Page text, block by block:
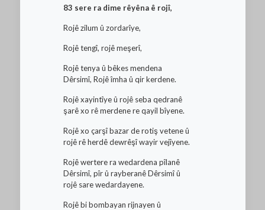
83 sere ra dime rêyêna ê rojî,
Rojê zilum û zordarîye,
Rojê tengî, rojê meşerî,
Rojê tenya û bêkes mendena
Dêrsimî, Rojê îmha û qir kerdene.
Rojê xayintîye û rojê seba qedranê
şarê xo rê merdene re qayil bîyene.
Rojê xo çarşî bazar de rotiş vetene û
rojê rê herdê dewrêşî wayir vejîyene.
Rojê wertere ra wedardena pîlanê
Dêrsimî, pîr û rayberanê Dêrsimî û
rojê sare wedardayene.
Rojê bi bombayan rijnayen û